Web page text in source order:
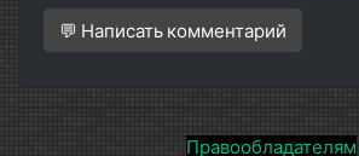
💬 Написать комментарий
Правообладателям